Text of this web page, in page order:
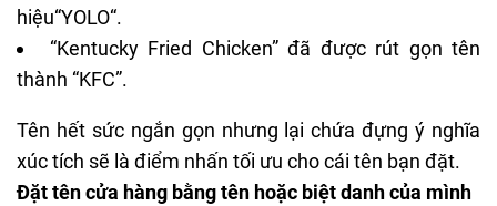
hiệu“YOLO“.
“Kentucky Fried Chicken” đã được rút gọn tên
thành “KFC”.
Tên hết sức ngắn gọn nhưng lại chứa đựng ý nghĩa
xúc tích sẽ là điểm nhấn tối ưu cho cái tên bạn đặt.
Đặt tên cửa hàng bằng tên hoặc biệt danh của mình